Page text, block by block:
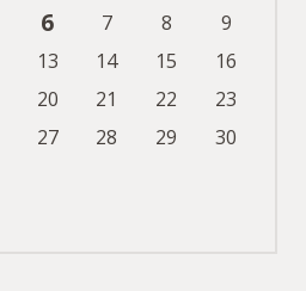
6 7 8
9
13 14 15
16
20 21 22
23
27 28 29
30